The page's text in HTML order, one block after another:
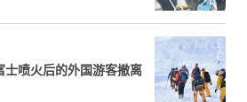
士喷火后的外国游客撤离